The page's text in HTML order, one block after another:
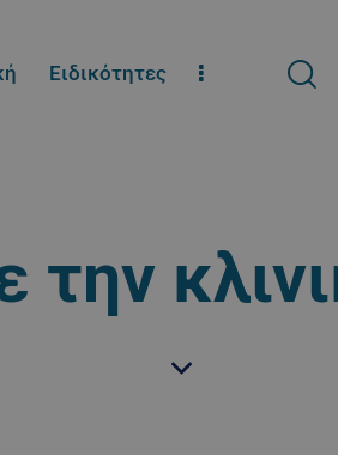
Ειδικότητες
την